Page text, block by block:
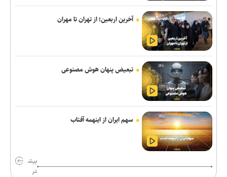
ناکامی نماینده ایران در مسابقات ورزش های خیابانی
اژدهاکش به پرسپولیس پیوست
بیاتلو: با آریو قرارداد دارم/ حضورم در مس رفسنجان صحت ندارد
سقوط آراء مرتبط با حزب نتانیاهو در آستانه انتخابات کنست
مخالفت زارع با انتقال بازیکنان ملوان به پرسپولیس
مقام یمنی: عربستان از قدرت نظامی صنعا وحشت دارد
دنیامالی: مشتاق دیدار دوستانه ایران و آذربایجان هستیم+فیلم
احسان پهلوان به فجر شهیدسپاسی پیوست
آخرین اربعین؛ از تهران تا مهران
تبعیض پنهان هوش مصنوعی
سهم ایران از اینهمه آفتاب
بیش
تر